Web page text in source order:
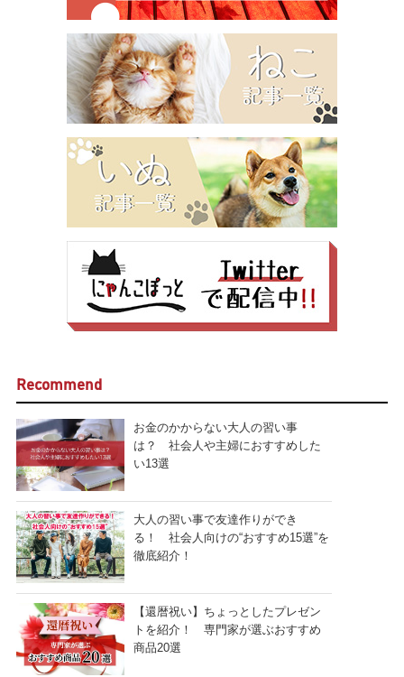
Recommend
お金のかからない大人の習い事
は？ 社会人や主婦におすすめした
い13選
大人の習い事で友達作りができ
る！ 社会人向けの“おすすめ15選”を
徹底紹介！
【還暦祝い】ちょっとしたプレゼン
トを紹介！ 専門家が選ぶおすすめ
商品20選